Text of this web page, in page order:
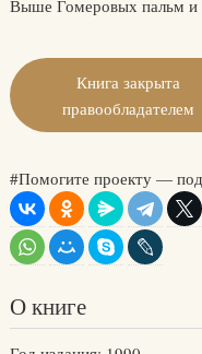
Выше Гомеровых пальм и
Книга закрыта
правообладателем
#Помогите проекту —
О книге